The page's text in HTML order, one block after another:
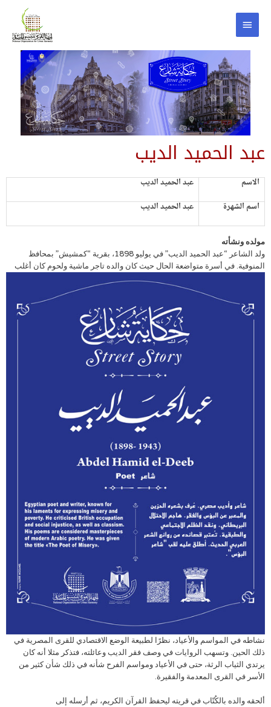
عبد الحميد الديب
الاسم
عبد الحميد الديب
اسم الشهرة
عبد الحميد الديب
مولده ونشأته
ولد الشاعر “عبد الحميد الديب” في يوليو 1898، بقرية “كمشيش” بمحافظ
المنوفية. في أسرة متواضعة الحال حيث كان والده تاجر ماشية ولحوم كان أغلب
نشاطه في المواسم والأعياد، نظرًا لطبيعة الوضع الاقتصادي للقرى المصرية في
ذلك الحين. وتسهب الروايات في وصف فقر الديب وعائلته، فتذكر مثلا أنه كان
يرتدي الثياب الرثة، حتى في الأعياد ومواسم الفرح شأنه في ذلك شأن كثير من
الأسر في القرى المعدمة والفقيرة.
ألحقه والده بالكُتّاب في قريته ليحفظ القرآن الكريم، ثم أرسله إلى